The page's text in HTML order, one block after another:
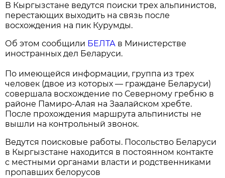
В Кыргызстане ведутся поиски трех альпинистов,
перестающих выходить на связь после
восхождения на пик Курумды.
Об этом сообщили БЕЛТА в Министерстве
иностранных дел Беларуси.
По имеющейся информации, группа из трех
человек (двое из которых — граждане Беларуси)
совершала восхождение по Северному гребню в
районе Памиро-Алая на Заалайском хребте.
После прохождения маршрута альпинисты не
вышли на контрольный звонок.
Ведутся поисковые работы. Посольство Беларуси
в Кыргызстане находится в постоянном контакте
с местными органами власти и родственниками
пропавших белорусов